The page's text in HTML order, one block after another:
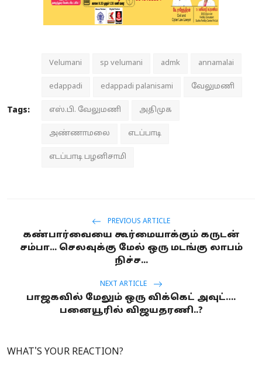
Tags:
Velumani sp velumani admk annamalai
edappadi edappadi palanisami வேலுமணி
எஸ்.பி. வேலுமணி அதிமுக
அண்ணாமலை எடப்பாடி
எடப்பாடி பழனிசாமி
PREVIOUS ARTICLE
கண்பார்வையை கூர்மையாக்கும் கருடன்
சம்பா... செலவுக்கு மேல் ஒரு மடங்கு லாபம்
நிச்ச...
NEXT ARTICLE
பாஜகவில் மேலும் ஒரு விக்கெட் அவுட்….
பனையூரில் விஜயதரணி..?
WHAT'S YOUR REACTION?